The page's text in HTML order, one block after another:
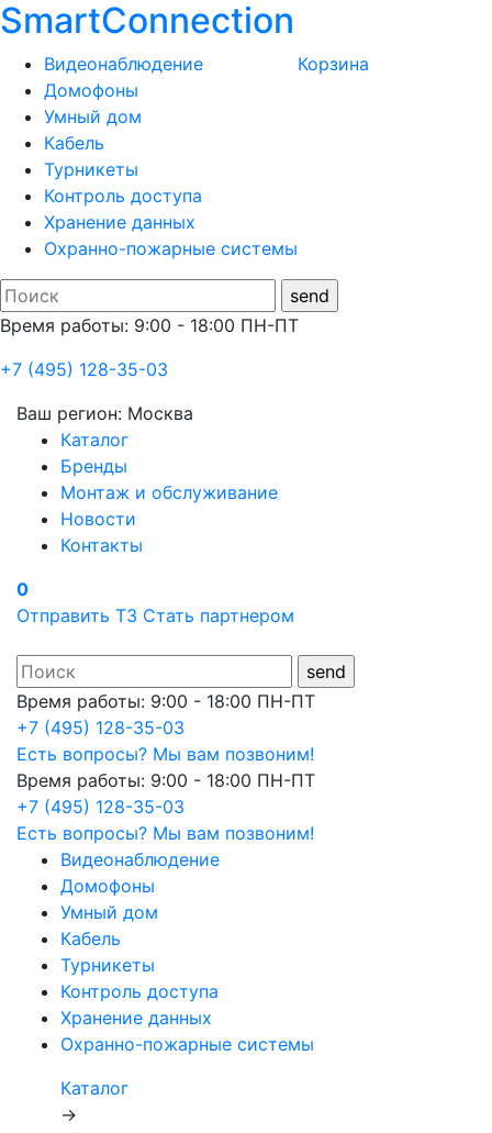
SmartConnection
Видеонаблюдение
Домофоны
Умный дом
Кабель
Турникеты
Контроль доступа
Хранение данных
Охранно-пожарные системы
Корзина
Время работы: 9:00 - 18:00 ПН-ПТ
+7 (495) 128-35-03
Ваш регион: Москва
Каталог
Бренды
Монтаж и обслуживание
Новости
Контакты
0
Отправить ТЗ Стать партнером
Время работы: 9:00 - 18:00 ПН-ПТ
+7 (495) 128-35-03
Есть вопросы? Мы вам позвоним!
Время работы: 9:00 - 18:00 ПН-ПТ
+7 (495) 128-35-03
Есть вопросы? Мы вам позвоним!
Видеонаблюдение
Домофоны
Умный дом
Кабель
Турникеты
Контроль доступа
Хранение данных
Охранно-пожарные системы
Каталог
→